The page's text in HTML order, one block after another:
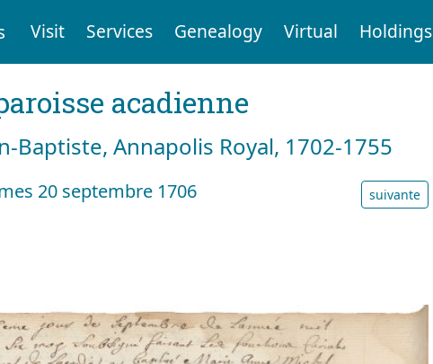
Visit Services Genealogy Virtual Holdings
acadienne
Baptiste, Annapolis Royal, 1702-1755
20 septembre 1706 suivante